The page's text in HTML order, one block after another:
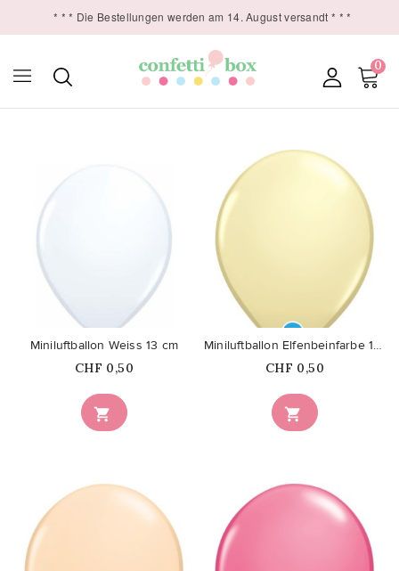
* * * Die Bestellungen werden am 14. August versandt * * *
0

Miniluftballon Weiss 13 cm
Price
CHF 0,50
favorite_border

Miniluftballon Elfenbeinfarbe 13cm
Price
CHF 0,50